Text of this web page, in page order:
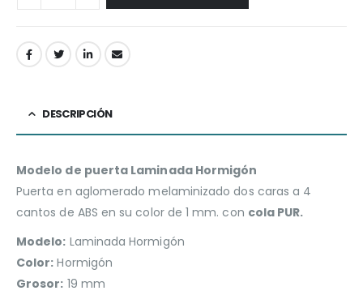
DESCRIPCIÓN
Modelo de puerta Laminada Hormigón
Puerta en aglomerado melaminizado dos caras a 4
cantos de ABS en su color de 1 mm. con cola PUR.
Modelo: Laminada Hormigón
Color: Hormigón
Grosor: 19 mm